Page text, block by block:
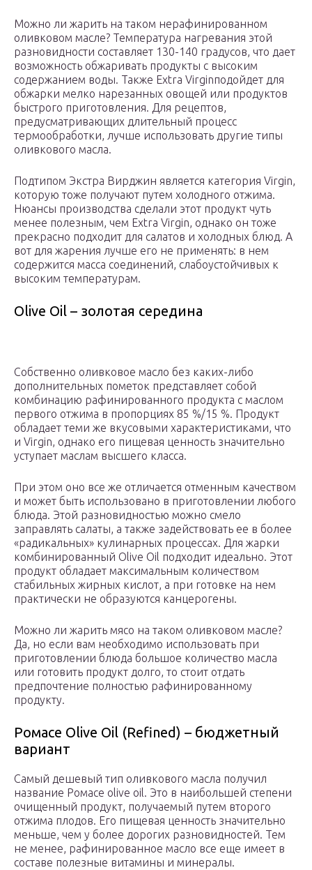
Можно ли жарить на таком нерафинированном
оливковом масле? Температура нагревания этой
разновидности составляет 130-140 градусов, что дает
возможность обжаривать продукты с высоким
содержанием воды. Также Extra Virginподойдет для
обжарки мелко нарезанных овощей или продуктов
быстрого приготовления. Для рецептов,
предусматривающих длительный процесс
термообработки, лучше использовать другие типы
оливкового масла.
Подтипом Экстра Вирджин является категория Virgin,
которую тоже получают путем холодного отжима.
Нюансы производства сделали этот продукт чуть
менее полезным, чем Extra Virgin, однако он тоже
прекрасно подходит для салатов и холодных блюд. А
вот для жарения лучше его не применять: в нем
содержится масса соединений, слабоустойчивых к
высоким температурам.
Olive Oil – золотая середина
Собственно оливковое масло без каких-либо
дополнительных пометок представляет собой
комбинацию рафинированного продукта с маслом
первого отжима в пропорциях 85 %/15 %. Продукт
обладает теми же вкусовыми характеристиками, что
и Virgin, однако его пищевая ценность значительно
уступает маслам высшего класса.
При этом оно все же отличается отменным качеством
и может быть использовано в приготовлении любого
блюда. Этой разновидностью можно смело
заправлять салаты, а также задействовать ее в более
«радикальных» кулинарных процессах. Для жарки
комбинированный Olive Oil подходит идеально. Этот
продукт обладает максимальным количеством
стабильных жирных кислот, а при готовке на нем
практически не образуются канцерогены.
Можно ли жарить мясо на таком оливковом масле?
Да, но если вам необходимо использовать при
приготовлении блюда большое количество масла
или готовить продукт долго, то стоит отдать
предпочтение полностью рафинированному
продукту.
Ромасе Olive Oil (Refined) – бюджетный
вариант
Самый дешевый тип оливкового масла получил
название Ромасе olive oil. Это в наибольшей степени
очищенный продукт, получаемый путем второго
отжима плодов. Его пищевая ценность значительно
меньше, чем у более дорогих разновидностей. Тем
не менее, рафинированное масло все еще имеет в
составе полезные витамины и минералы.